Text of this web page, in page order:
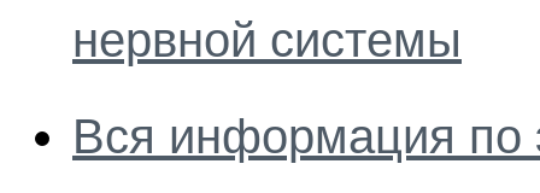
нервной системы
Вся информация по